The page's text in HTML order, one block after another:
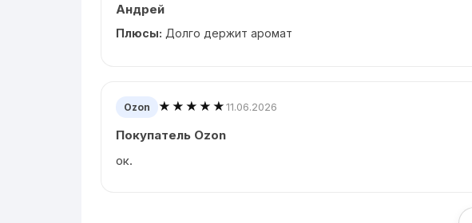
Андрей
Плюсы: Долго держит аромат
Ozon ★★★★★11.06.2026
Покупатель Ozon
ок.